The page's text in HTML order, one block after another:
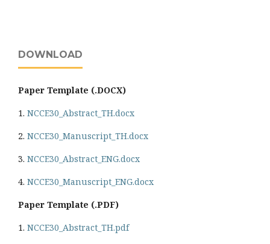
DOWNLOAD
Paper Template (.DOCX)
1. NCCE30_Abstract_TH.docx
2. NCCE30_Manuscript_TH.docx
3. NCCE30_Abstract_ENG.docx
4. NCCE30_Manuscript_ENG.docx
Paper Template (.PDF)
1. NCCE30_Abstract_TH.pdf